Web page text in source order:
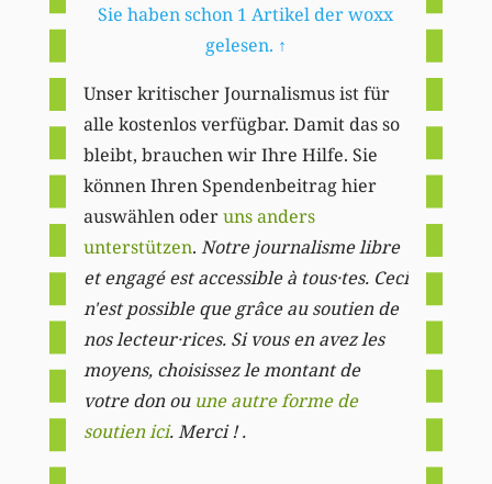
Sie haben schon 1 Artikel der woxx
gelesen. ↑
Unser kritischer Journalismus ist für
alle kostenlos verfügbar. Damit das so
bleibt, brauchen wir Ihre Hilfe. Sie
können Ihren Spendenbeitrag hier
auswählen oderuns anders
unterstützen. Notre journalisme libre
et engagé est accessible à tous·tes. Ceci
n'est possible que grâce au soutien de
nos lecteur·rices. Si vous en avez les
moyens, choisissez le montant de
votre don ou une autre forme de
soutien ici. Merci ! .